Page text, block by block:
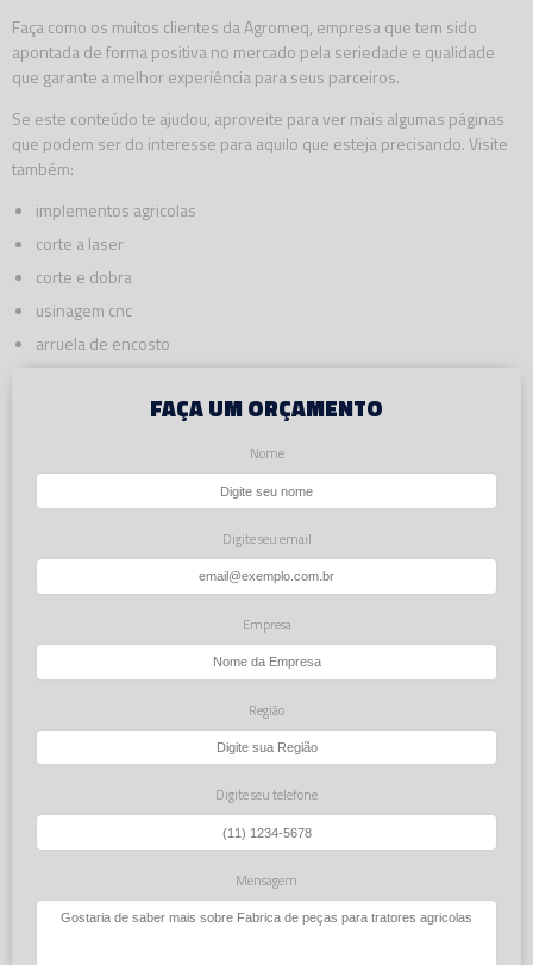
Faça como os muitos clientes da Agromeq, empresa que tem sido
apontada de forma positiva no mercado pela seriedade e qualidade
que garante a melhor experiência para seus parceiros.
Se este conteúdo te ajudou, aproveite para ver mais algumas páginas
que podem ser do interesse para aquilo que esteja precisando. Visite
também:
implementos agricolas
corte a laser
corte e dobra
usinagem cnc
arruela de encosto
FAÇA UM ORÇAMENTO
Nome
Digite seu email
Empresa
Região
Digite seu telefone
Mensagem